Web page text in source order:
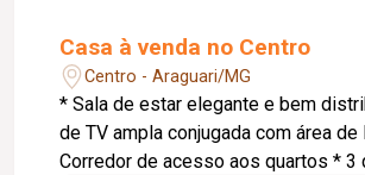
Casa à venda no Centro
Centro - Araguari/MG
* Sala de estar elegante e bem
de TV ampla conjugada com área de
Corredor de acesso aos quartos * 3